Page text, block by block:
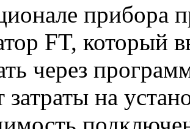
прибора
FT, который
через
затраты на